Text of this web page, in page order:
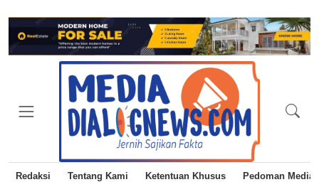
Redaksi Tentang Kami Ketentuan Khusus Pedoman Media